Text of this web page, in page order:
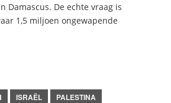
Damascus. De echte vraag is
1,5 miljoen ongewapende
ISRAËL PALESTINA